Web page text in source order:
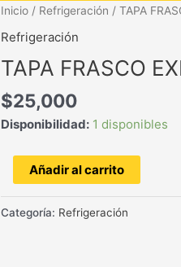
Inicio / Refrigeración / TAPA
Refrigeración
TAPA FRASCO
$25,000
Disponibilidad: 1 disponibles
TAPA
FRASCO
EXPANSIÓN
T.T
Añadir al carrito
Categoría: Refrigeración